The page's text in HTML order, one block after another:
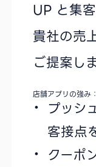
UP と集
貴社の売
ご提案し
店舗アプリの強み：
プッシ
客接点
クーポ